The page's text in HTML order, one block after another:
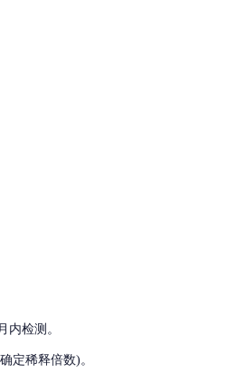
检测。
定稀释倍数)。